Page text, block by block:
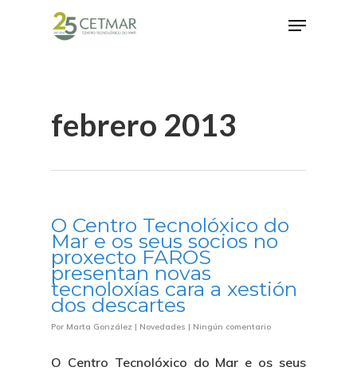
febrero 2013
O Centro Tecnolóxico do
Mar e os seus socios no
proxecto FAROS
presentan novas
tecnoloxías cara a xestión
dos descartes
Por Marta González | Novedades | Ningún comentario
O Centro Tecnolóxico do Mar e os seus